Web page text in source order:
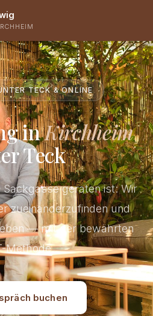
TECK & ONLINE
inKirchheim
Teck
Sackgasse geraten ist: Wir
zueinanderzufinden und
— mit der bewährten
Methode.
buchen